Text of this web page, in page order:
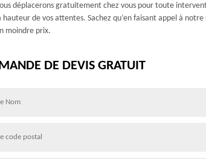
déplacerons gratuitement chez vous pour toute
hauteur de vos attentes. Sachez qu’en faisant appel à
moindre prix.
DE DEVIS GRATUIT